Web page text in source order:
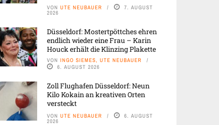
VON UTE NEUBAUER 7. AUGUST
2026
Düsseldorf: Mostertpöttches ehren
endlich wieder eine Frau – Karin
Houck erhält die Klinzing Plakette
VON INGO SIEMES, UTE NEUBAUER
6. AUGUST 2026
Zoll Flughafen Düsseldorf: Neun
Kilo Kokain an kreativen Orten
versteckt
VON UTE NEUBAUER 6. AUGUST
2026